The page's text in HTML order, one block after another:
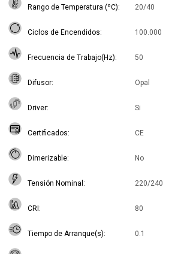
Rango de Temperatura (ºC) 20/40
Ciclos de Encendidos 100.000
Frecuencia de Trabajo(Hz) 50
Difusor Opal
Driver Si
Certificados CE
Dimerizable No
Tensión Nominal 220/240
CRI 80
Tiempo de Arranque(s) 0.1